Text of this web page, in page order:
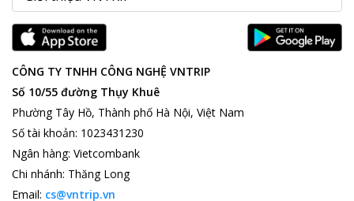
CÔNG TY TNHH CÔNG NGHỆ VNTRIP
Số 10/55 đường Thụy Khuê
Phường Tây Hồ, Thành phố Hà Nội, Việt Nam
Số tài khoản: 1023431230
Ngân hàng: Vietcombank
Chi nhánh: Thăng Long
Email: cs@vntrip.vn